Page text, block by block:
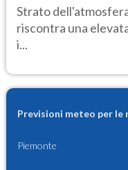
Strato
riscontra una
i...
Previsioni meteo per
Piemonte